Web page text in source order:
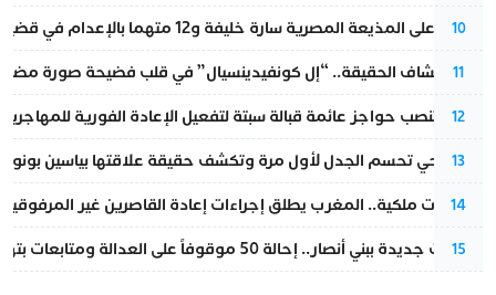
10
الحكم على المذيعة المصرية سارة خليفة و12 متهما بالإعدام في قضية هزت بلاد الفراعنة
11
بعد انكشاف الحقيقة.. “إل كونفيدينسيال” في قلب فضيحة صورة
12
إسبانيا تنصب حواجز عائمة قبالة سبتة لتفعيل الإعادة الفورية للمهاجرين
13
نورا فتحي تحسم الجدل لأول مرة وتكشف حقيقة علاقتها بياسين بونو
14
بتعليمات ملكية.. المغرب يطلق إجراءات إعادة القاصرين غير
15
تطورات جديدة ببني أنصار.. إحالة 50 موقوفاً على العدالة ومتابعات بتهم ثقيلة